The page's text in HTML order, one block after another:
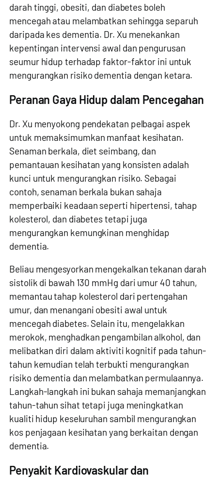
darah tinggi, obesiti, dan diabetes boleh
mencegah atau melambatkan sehingga separuh
daripada kes dementia. Dr. Xu menekankan
kepentingan intervensi awal dan pengurusan
seumur hidup terhadap faktor-faktor ini untuk
mengurangkan risiko dementia dengan ketara.
Peranan Gaya Hidup dalam Pencegahan
Dr. Xu menyokong pendekatan pelbagai aspek
untuk memaksimumkan manfaat kesihatan.
Senaman berkala, diet seimbang, dan
pemantauan kesihatan yang konsisten adalah
kunci untuk mengurangkan risiko. Sebagai
contoh, senaman berkala bukan sahaja
memperbaiki keadaan seperti hipertensi, tahap
kolesterol, dan diabetes tetapi juga
mengurangkan kemungkinan menghidap
dementia.
Beliau mengesyorkan mengekalkan tekanan darah
sistolik di bawah 130 mmHg dari umur 40 tahun,
memantau tahap kolesterol dari pertengahan
umur, dan menangani obesiti awal untuk
mencegah diabetes. Selain itu, mengelakkan
merokok, menghadkan pengambilan alkohol, dan
melibatkan diri dalam aktiviti kognitif pada tahun-
tahun kemudian telah terbukti mengurangkan
risiko dementia dan melambatkan permulaannya.
Langkah-langkah ini bukan sahaja memanjangkan
tahun-tahun sihat tetapi juga meningkatkan
kualiti hidup keseluruhan sambil mengurangkan
kos penjagaan kesihatan yang berkaitan dengan
dementia.
Penyakit Kardiovaskular dan